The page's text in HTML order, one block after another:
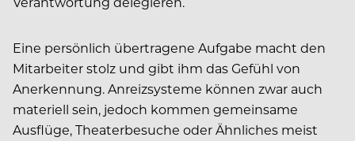
Eine persönlich übertragene Aufgabe macht den
Mitarbeiter stolz und gibt ihm das Gefühl von
Anerkennung. Anreizsysteme können zwar auch
materiell sein, jedoch kommen gemeinsame
Ausflüge, Theaterbesuche oder Ähnliches meist